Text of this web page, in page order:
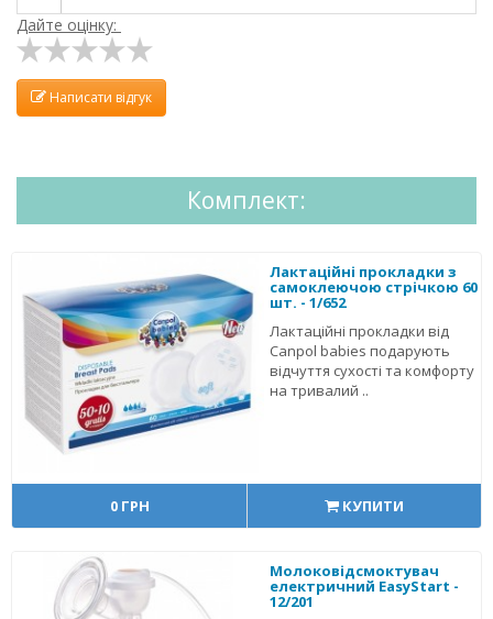
Дайте оцінку:
Написати відгук
Комплект:
Лактаційні прокладки з
самоклеючою стрічкою 60
шт. - 1/652
Лактаційні прокладки від
Canpol babies подарують
відчуття сухості та комфорту
на тривалий ..
0 ГРН КУПИТИ
Молоковідсмоктувач
електричний EasyStart -
12/201